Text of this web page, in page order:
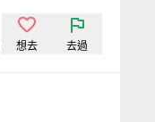
想去 去過